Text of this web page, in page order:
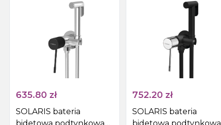
Syfony do zlewów
Pisuar
635.80 zł
SOLARIS bateria
752.20 zł
SOLARIS bateria